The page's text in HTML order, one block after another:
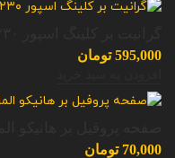
595,000 تومان
70,000 تومان